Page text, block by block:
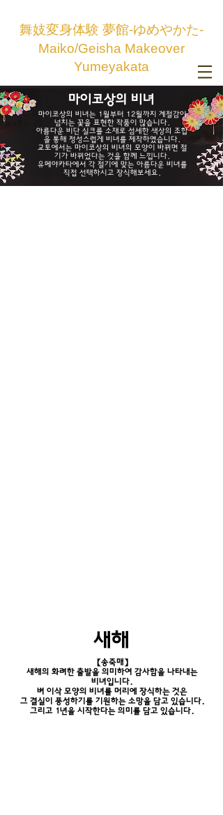
舞妓変身体験 夢館-ゆめやかた-
Maiko/Geisha Makeover
Yumeyakata
마이코상의 비녀
마이코상의 비녀는 1월부터 12월까지 계절감이
넘치는 꽃을 표현한 작품이 많습니다.
아름다운 비단 실크를 소재로 섬세한 색상의 조합
을 통해 정성스럽게 비녀를 제작하였습니다.
교토에서는 마이코상의 비녀의 모양이 바뀌면 절
기가 바뀌었다는 것을 함께 느낍니다.
유메야카타에서 각 절기에 맞는 아름다운 비녀를
직접 선택하시고 장식해보세요.
새해
【송죽매】
새해의 화려한 출발을 의미하여 감사함을 나타내는
비녀입니다.
벼 이삭 모양의 비녀를 머리에 장식하는 것은
그 결실이 풍성하기를 기원하는 소망을 담고 있습니다.
그리고 1년을 시작한다는 의미를 담고 있습니다.